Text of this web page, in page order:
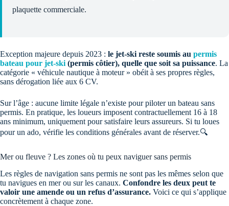
plaquette commerciale.
Exception majeure depuis 2023 : le jet-ski reste soumis au permis
bateau pour jet-ski (permis côtier), quelle que soit sa puissance. La
catégorie « véhicule nautique à moteur » obéit à ses propres règles,
sans dérogation liée aux 6 CV.
Sur l’âge : aucune limite légale n’existe pour piloter un bateau sans
permis. En pratique, les loueurs imposent contractuellement 16 à 18
ans minimum, uniquement pour satisfaire leurs assureurs. Si tu loues
pour un ado, vérifie les conditions générales avant de réserver.🔍
Mer ou fleuve ? Les zones où tu peux naviguer sans permis
Les règles de navigation sans permis ne sont pas les mêmes selon que
tu navigues en mer ou sur les canaux. Confondre les deux peut te
valoir une amende ou un refus d’assurance. Voici ce qui s’applique
concrètement à chaque zone.